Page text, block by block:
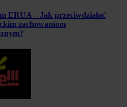
ERUA – Jak przeciwdziałać
zachowaniom